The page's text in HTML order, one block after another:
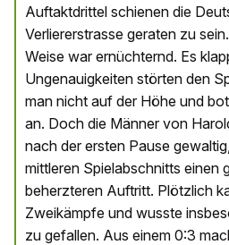
Auftaktdrittel schienen die
Verliererstrasse geraten zu
Weise war ernüchternd. Es
Ungenauigkeiten störten den
man nicht auf der Höhe und
an. Doch die Männer von
nach der ersten Pause
mittleren Spielabschnitts einen
beherzteren Auftritt. Plötzlich
Zweikämpfe und wusste
zu gefallen. Aus einem 0:3